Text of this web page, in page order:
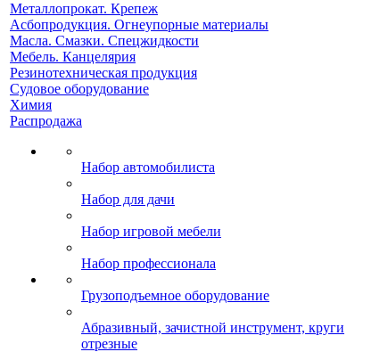
Металлопрокат. Крепеж
Асбопродукция. Огнеупорные материалы
Масла. Смазки. Спецжидкости
Мебель. Канцелярия
Резинотехническая продукция
Судовое оборудование
Химия
Распродажа
Набор автомобилиста
Набор для дачи
Набор игровой мебели
Набор профессионала
Грузоподъемное оборудование
Абразивный, зачистной инструмент, круги
отрезные